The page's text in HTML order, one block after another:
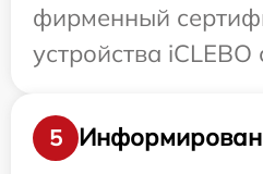
фирменный
устройства
5